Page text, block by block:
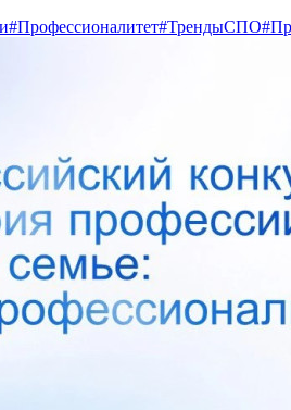
#Профессионалитет#ТрендыСПО